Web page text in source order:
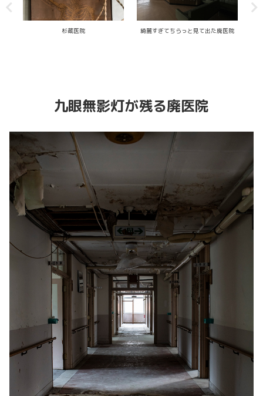
杉蔵医院 綺麗すぎてちらっと見て出た廃医院
九眼無影灯が残る廃医院